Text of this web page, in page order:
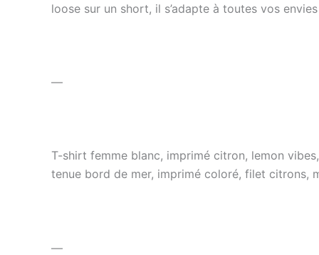
loose sur un short, il s’adapte à toutes vos
—
T-shirt femme blanc, imprimé citron, lemon
tenue bord de mer, imprimé coloré, filet citrons,
—